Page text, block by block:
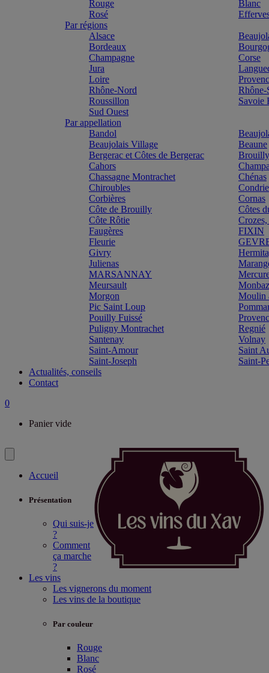
Rouge
Blanc
Rosé
Par régions
Alsace
Bordeaux
Champagne
Corse
Jura
Loire
Rhône-Nord
Rhône-
Roussillon
Savoie
Sud Ouest
Par appellation
Bandol
Beaujolais Village
Beaune
Bergerac et Côtes de Bergerac
Brouilly
Cahors
Chassagne Montrachet
Chénas
Chiroubles
Corbières
Cornas
Côte de Brouilly
Côtes
Côte Rôtie
Faugères
FIXIN
Fleurie
Givry
Julienas
MARSANNAY
Meursault
Morgon
Moulin
Pic Saint Loup
Pouilly Fuissé
Puligny Montrachet
Regnié
Santenay
Volnay
Saint-Amour
Saint
Saint-Joseph
Saint-
Actualités, conseils
Contact
0
Panier vide
Accueil
Présentation
Qui suis-je
?
Comment
ça marche
?
Les vins
Les vignerons du moment
Les vins de la boutique
Par couleur
Rouge
Blanc
Rosé